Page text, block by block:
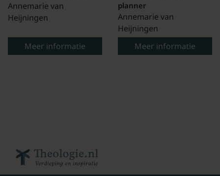
Annemarie van
Heijningen
Meer informatie
planner
Annemarie van
Heijningen
Meer informatie